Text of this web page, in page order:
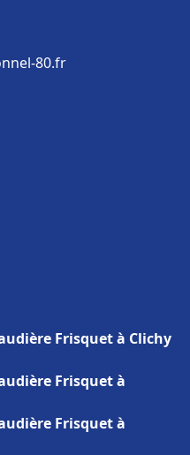
80.fr
Frisquet à Clichy
Frisquet à
Frisquet à